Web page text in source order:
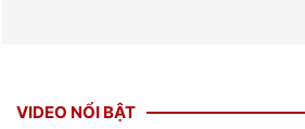
VIDEO NỔI BẬT